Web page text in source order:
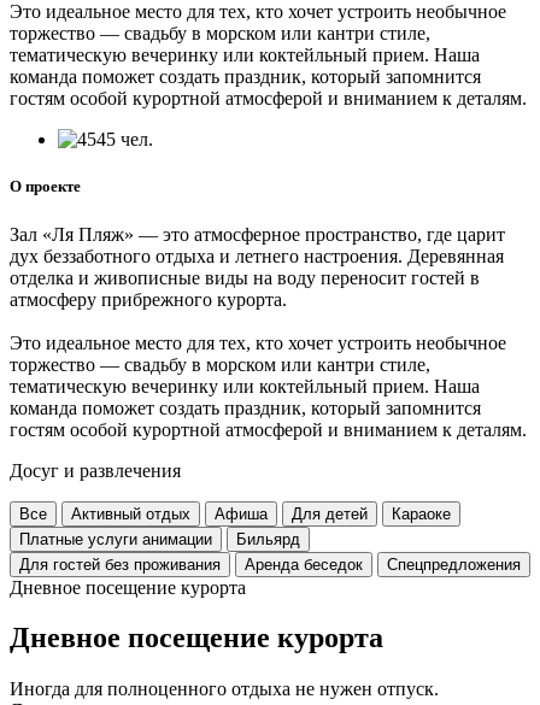
Это идеальное место для тех, кто хочет устроить необычное
торжество — свадьбу в морском или кантри стиле,
тематическую вечеринку или коктейльный прием. Наша
команда поможет создать праздник, который запомнится
гостям особой курортной атмосферой и вниманием к деталям.
45 чел.
О проекте
Зал «Ля Пляж» — это атмосферное пространство, где царит
дух беззаботного отдыха и летнего настроения. Деревянная
отделка и живописные виды на воду переносит гостей в
атмосферу прибрежного курорта.
Это идеальное место для тех, кто хочет устроить необычное
торжество — свадьбу в морском или кантри стиле,
тематическую вечеринку или коктейльный прием. Наша
команда поможет создать праздник, который запомнится
гостям особой курортной атмосферой и вниманием к деталям.
Досуг и развлечения
Все Активный отдых Афиша Для детей
Караоке
Платные услуги анимации
Бильярд
Для гостей без проживания
Аренда беседок Спецпредложения
Дневное посещение курорта
Дневное посещение курорта
Иногда для полноценного отдыха не нужен отпуск.